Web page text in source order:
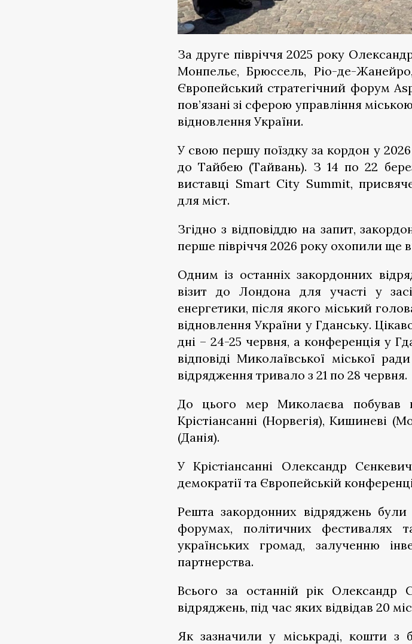
За друге півріччя 2025 року
Монпельє, Брюссель, Ріо-де-
Європейський стратегічний форум
пов’язані зі сферою управління
відновлення України.
У свою першу поїздку за кордон у
до Тайбею (Тайвань). З 14 по 22
виставці Smart City Summit,
для міст.
Згідно з відповіддю на запит,
перше півріччя 2026 року охопили ще
Одним із останніх закордонних
візит до Лондона для участі у
енергетики, після якого міський
відновлення України у Гданську.
дні – 24-25 червня, а конференція у
відповіді Миколаївської міської
відрядження тривало з 21 по 28 червня.
До цього мер Миколаєва побував
Крістіансанні (Норвегія), Кишиневі
(Данія).
У Крістіансанні Олександр
демократії та Європейській
Решта закордонних відряджень
форумах, політичних фестивалях
українських громад, залученню
партнерства.
Всього за останній рік Олександр
відряджень, під час яких відвідав 20
Як зазначили у міськраді, кошти з